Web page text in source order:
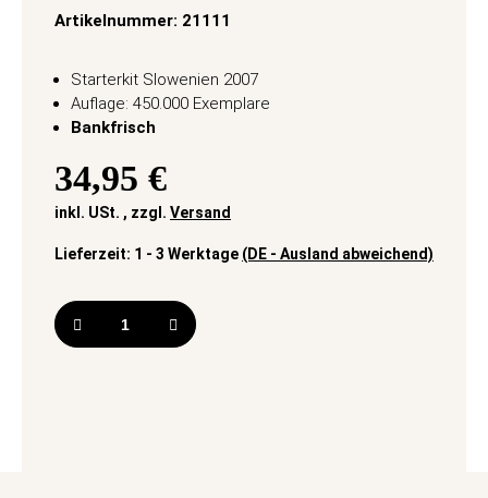
Artikelnummer: 21111
Starterkit Slowenien 2007
Auflage: 450.000 Exemplare
Bankfrisch
34,95 €
inkl. USt. , zzgl. Versand
Lieferzeit: 1 - 3 Werktage (DE - Ausland abweichend)